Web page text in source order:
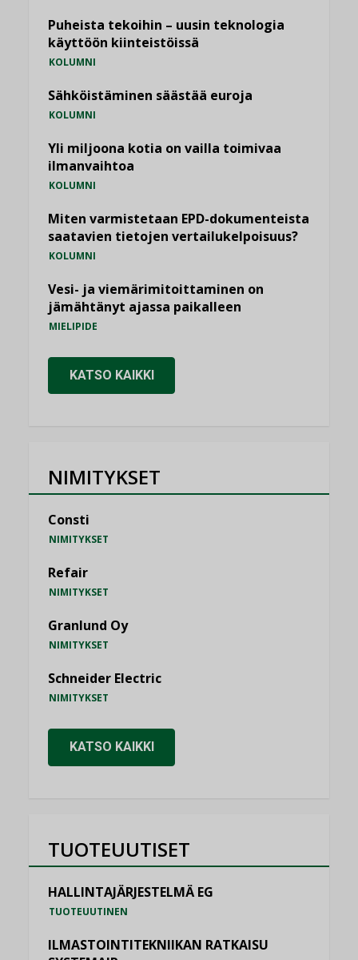
Puheista tekoihin – uusin teknologia
käyttöön kiinteistöissä
KOLUMNI
Sähköistäminen säästää euroja
KOLUMNI
Yli miljoona kotia on vailla toimivaa
ilmanvaihtoa
KOLUMNI
Miten varmistetaan EPD-dokumenteista
saatavien tietojen vertailukelpoisuus?
KOLUMNI
Vesi- ja viemärimitoittaminen on
jämähtänyt ajassa paikalleen
MIELIPIDE
KATSO KAIKKI
NIMITYKSET
Consti
NIMITYKSET
Refair
NIMITYKSET
Granlund Oy
NIMITYKSET
Schneider Electric
NIMITYKSET
KATSO KAIKKI
TUOTEUUTISET
HALLINTAJÄRJESTELMÄ EG
TUOTEUUTINEN
ILMASTOINTITEKNIIKAN RATKAISU